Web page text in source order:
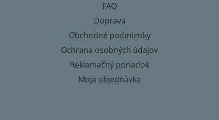
FAQ
Doprava
Obchodné podmienky
Ochrana osobných údajov
Reklamačný poriadok
Moja objednávka